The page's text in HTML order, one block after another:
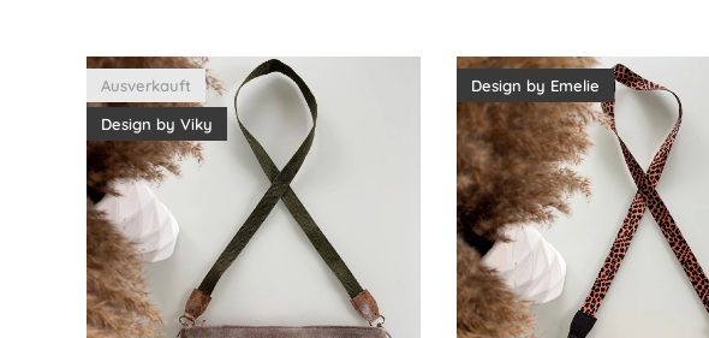
Ausverkauft
Design by Viky
Design by Emelie